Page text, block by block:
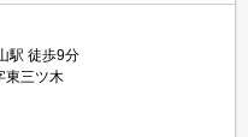
駅 徒歩9分
東三ツ木